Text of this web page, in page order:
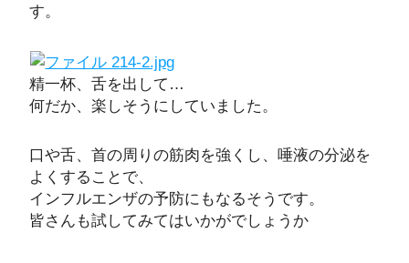
す。
精一杯、舌を出して…
何だか、楽しそうにしていました。
口や舌、首の周りの筋肉を強くし、唾液の分泌を
よくすることで、
インフルエンザの予防にもなるそうです。
皆さんも試してみてはいかがでしょうか